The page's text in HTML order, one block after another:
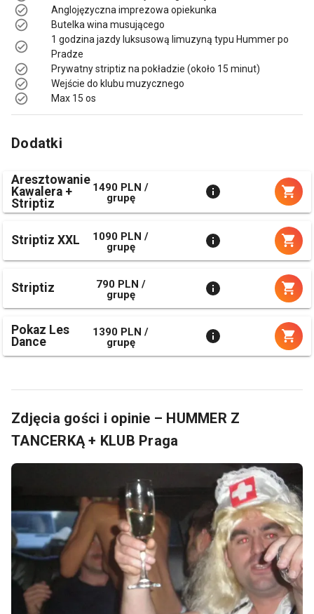
Anglojęzyczna imprezowa opiekunka
Butelka wina musującego
1 godzina jazdy luksusową limuzyną typu Hummer po
Pradze
Prywatny striptiz na pokładzie (około 15 minut)
Wejście do klubu muzycznego
Max 15 os
Dodatki
Aresztowanie
Kawalera +
Striptiz
1490 PLN /
grupę
Striptiz XXL
1090 PLN /
grupę
Striptiz
790 PLN /
grupę
Pokaz Les
Dance
1390 PLN /
grupę
Zdjęcia gości i opinie – HUMMER Z
TANCERKĄ + KLUB Praga